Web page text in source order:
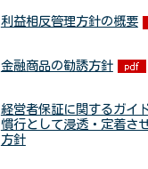
利益相反管理方針の概要
金融商品の勧誘方針
経営者保証に関するガイ
慣行として浸透・定着さ
方針